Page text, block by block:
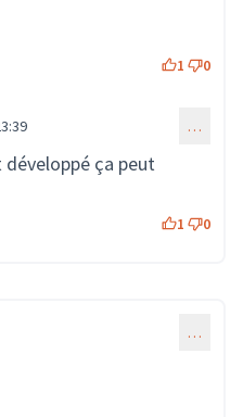
1 0
commentaire 241) …
développé ça peut
1 0
…